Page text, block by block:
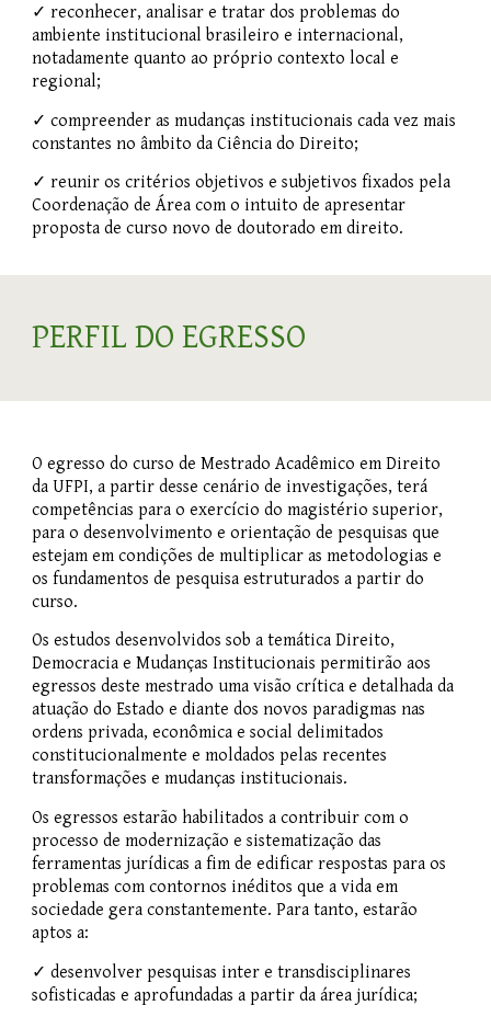
✓ reconhecer, analisar e tratar dos problemas do
ambiente institucional brasileiro e internacional,
notadamente quanto ao próprio contexto local e
regional;
✓ compreender as mudanças institucionais cada vez mais
constantes no âmbito da Ciência do Direito;
✓ reunir os critérios objetivos e subjetivos fixados pela
Coordenação de Área com o intuito de apresentar
proposta de curso novo de doutorado em direito.
PERFIL DO EGRESSO
O egresso do curso de Mestrado Acadêmico em Direito
da UFPI, a partir desse cenário de investigações, terá
competências para o exercício do magistério superior,
para o desenvolvimento e orientação de pesquisas que
estejam em condições de multiplicar as metodologias e
os fundamentos de pesquisa estruturados a partir do
curso.
Os estudos desenvolvidos sob a temática Direito,
Democracia e Mudanças Institucionais permitirão aos
egressos deste mestrado uma visão crítica e detalhada da
atuação do Estado e diante dos novos paradigmas nas
ordens privada, econômica e social delimitados
constitucionalmente e moldados pelas recentes
transformações e mudanças institucionais.
Os egressos estarão habilitados a contribuir com o
processo de modernização e sistematização das
ferramentas jurídicas a fim de edificar respostas para os
problemas com contornos inéditos que a vida em
sociedade gera constantemente. Para tanto, estarão
aptos a:
✓ desenvolver pesquisas inter e transdisciplinares
sofisticadas e aprofundadas a partir da área jurídica;